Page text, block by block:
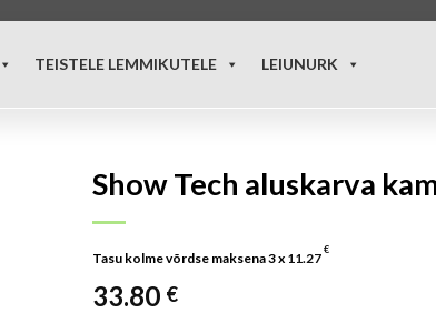
TEISTELE LEMMIKUTELE LEIUNURK
Show Tech aluskarva
Tasu kolme võrdse maksena 3 x 11.27
€
33.80 €